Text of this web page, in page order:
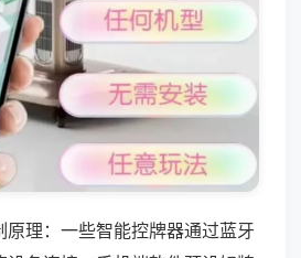
原理：一些智能控牌器通过蓝牙